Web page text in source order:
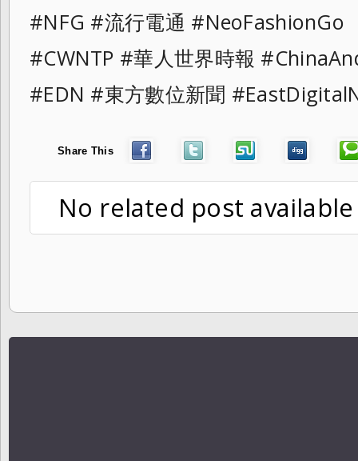
#NFG #流行電通
#CWNTP #華人世界時報
#EDN #東方數位新聞
Share This
No related post available